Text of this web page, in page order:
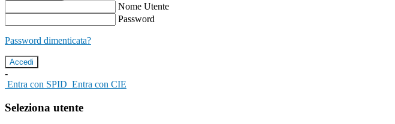
Nome Utente
Password
Password dimenticata?
-
Entra con SPID Entra con CIE
Seleziona utente